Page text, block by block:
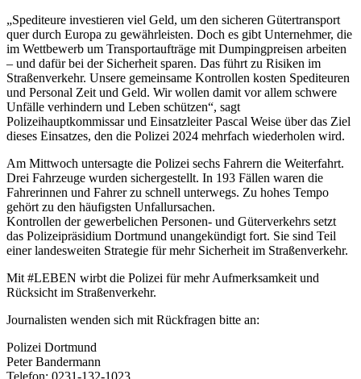
„Spediteure investieren viel Geld, um den sicheren Gütertransport
quer durch Europa zu gewährleisten. Doch es gibt Unternehmer, die
im Wettbewerb um Transportaufträge mit Dumpingpreisen arbeiten
– und dafür bei der Sicherheit sparen. Das führt zu Risiken im
Straßenverkehr. Unsere gemeinsame Kontrollen kosten Spediteuren
und Personal Zeit und Geld. Wir wollen damit vor allem schwere
Unfälle verhindern und Leben schützen“, sagt
Polizeihauptkommissar und Einsatzleiter Pascal Weise über das Ziel
dieses Einsatzes, den die Polizei 2024 mehrfach wiederholen wird.
Am Mittwoch untersagte die Polizei sechs Fahrern die Weiterfahrt.
Drei Fahrzeuge wurden sichergestellt. In 193 Fällen waren die
Fahrerinnen und Fahrer zu schnell unterwegs. Zu hohes Tempo
gehört zu den häufigsten Unfallursachen.
Kontrollen der gewerbelichen Personen- und Güterverkehrs setzt
das Polizeipräsidium Dortmund unangekündigt fort. Sie sind Teil
einer landesweiten Strategie für mehr Sicherheit im Straßenverkehr.
Mit #LEBEN wirbt die Polizei für mehr Aufmerksamkeit und
Rücksicht im Straßenverkehr.
Journalisten wenden sich mit Rückfragen bitte an:
Polizei Dortmund
Peter Bandermann
Telefon: 0231-132-1023